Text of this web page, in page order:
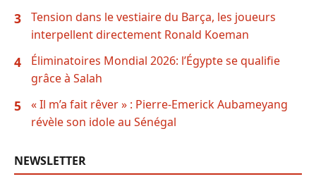
3
Tension dans le vestiaire du Barça, les joueurs
interpellent directement Ronald Koeman
4
Éliminatoires Mondial 2026: l’Égypte se qualifie
grâce à Salah
5
« Il m’a fait rêver » : Pierre-Emerick Aubameyang
révèle son idole au Sénégal
NEWSLETTER